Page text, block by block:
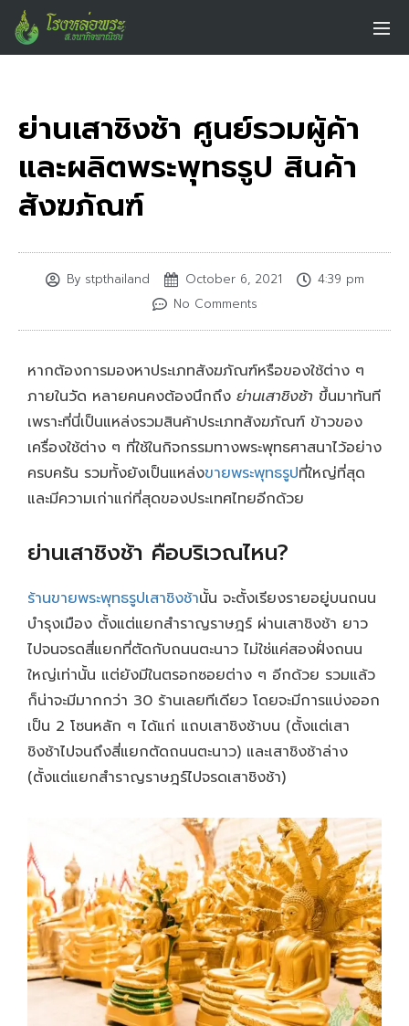
ย่านเสาชิงช้า ศูนย์รวมผู้ค้า
และผลิตพระพุทธรูป สินค้า
สังฆภัณฑ์
By stpthailand October 6, 2021
4:39 pm
No Comments
หากต้องการมองหาประเภทสังฆภัณฑ์หรือของใช้ต่าง ๆ
ภายในวัด หลายคนคงต้องนึกถึง ย่านเสาชิงช้า ขึ้นมาทันที
เพราะที่นี่เป็นแหล่งรวมสินค้าประเภทสังฆภัณฑ์ ข้าวของ
เครื่องใช้ต่าง ๆ ที่ใช้ในกิจกรรมทางพระพุทธศาสนาไว้อย่าง
ครบครัน รวมทั้งยังเป็นแหล่งขายพระพุทธรูปที่ใหญ่ที่สุด
และมีความเก่าแก่ที่สุดของประเทศไทยอีกด้วย
ย่านเสาชิงช้า คือบริเวณไหน?
ร้านขายพระพุทธรูปเสาชิงช้านั้น จะตั้งเรียงรายอยู่บนถนน
บำรุงเมือง ตั้งแต่แยกสำราญราษฎร์ ผ่านเสาชิงช้า ยาว
ไปจนจรดสี่แยกที่ตัดกับถนนตะนาว ไม่ใช่แค่สองฝั่งถนน
ใหญ่เท่านั้น แต่ยังมีในตรอกซอยต่าง ๆ อีกด้วย รวมแล้ว
ก็น่าจะมีมากกว่า 30 ร้านเลยทีเดียว โดยจะมีการแบ่งออก
เป็น 2 โซนหลัก ๆ ได้แก่ แถบเสาชิงช้าบน (ตั้งแต่เสา
ชิงช้าไปจนถึงสี่แยกตัดถนนตะนาว) และเสาชิงช้าล่าง
(ตั้งแต่แยกสำราญราษฎร์ไปจรดเสาชิงช้า)